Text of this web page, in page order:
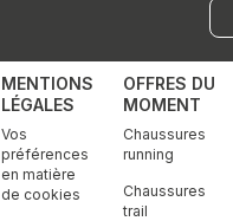
MENTIONS
LÉGALES
Vos
préférences
en matière
de cookies
OFFRES DU
MOMENT
Chaussures
running
Chaussures
trail